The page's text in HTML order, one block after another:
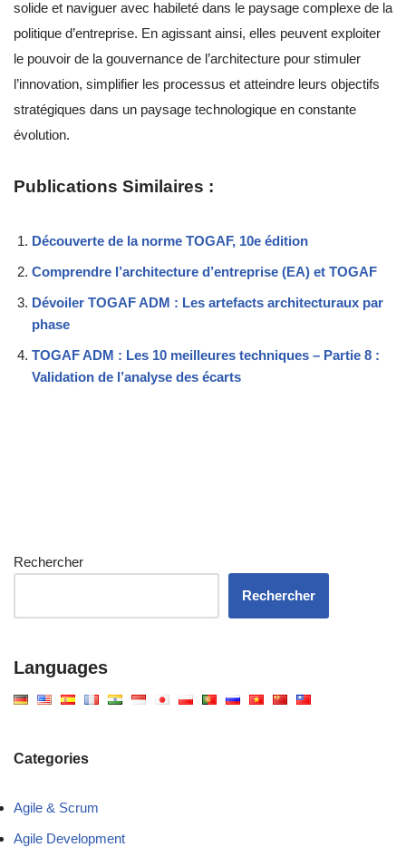
solide et naviguer avec habileté dans le paysage complexe de la
politique d’entreprise. En agissant ainsi, elles peuvent exploiter
le pouvoir de la gouvernance de l’architecture pour stimuler
l’innovation, simplifier les processus et atteindre leurs objectifs
stratégiques dans un paysage technologique en constante
évolution.
Publications Similaires :
Découverte de la norme TOGAF, 10e édition
Comprendre l’architecture d’entreprise (EA) et TOGAF
Dévoiler TOGAF ADM : Les artefacts architecturaux par
phase
TOGAF ADM : Les 10 meilleures techniques – Partie 8 :
Validation de l’analyse des écarts
Rechercher
Rechercher
Languages
Categories
Agile & Scrum
Agile Development